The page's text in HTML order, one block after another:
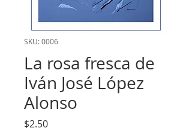
SKU: 0006
La rosa fresca de
Iván José López
Alonso
$2.50Precio